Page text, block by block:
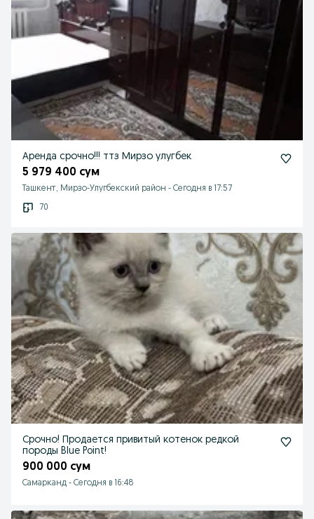
Аренда срочно!!! ттз Мирзо улугбек
5 979 400 сум
Ташкент, Мирзо-Улугбекский район - Сегодня в 17:57
70
Срочно! Продается привитый котенок редкой
породы Blue Point!
900 000 сум
Самарканд - Сегодня в 16:48